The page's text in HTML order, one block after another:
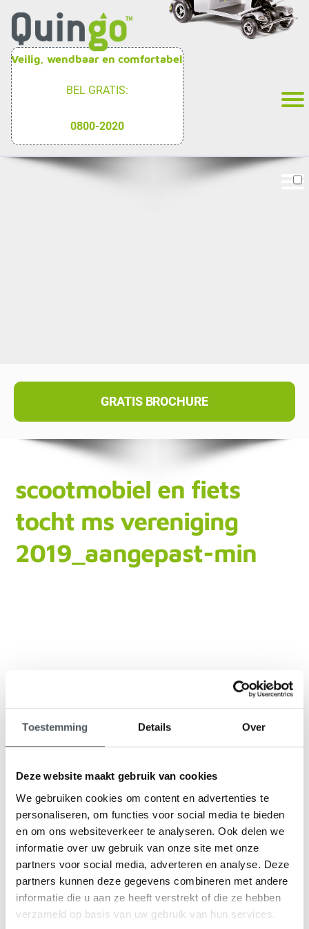
Toestemming Details Over
Deze website maakt gebruik van cookies
We gebruiken cookies om content en advertenties te
personaliseren, om functies voor social media te bieden
en om ons websiteverkeer te analyseren. Ook delen we
informatie over uw gebruik van onze site met onze
partners voor social media, adverteren en analyse. Deze
partners kunnen deze gegevens combineren met andere
informatie die u aan ze heeft verstrekt of die ze hebben
verzameld op basis van uw gebruik van hun services.
Veilig, wendbaar en comfortabel
BEL GRATIS:
0800-2020
GRATIS BROCHURE
scootmobiel en fiets
tocht ms vereniging
2019_aangepast-min
9,1
klantenbeoordeling